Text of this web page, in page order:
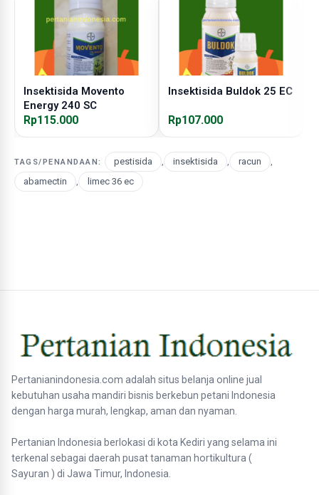
Insektisida Movento
Energy 240 SC
Rp115.000
Insektisida Buldok 25 EC
Rp107.000
TAGS/PENANDAAN: pestisida , insektisida , racun
,
abamectin
, limec 36 ec
Pertanianindonesia.com adalah situs belanja online jual
kebutuhan usaha mandiri bisnis berkebun petani Indonesia
dengan harga murah, lengkap, aman dan nyaman.
Pertanian Indonesia berlokasi di kota Kediri yang selama ini
terkenal sebagai daerah pusat tanaman hortikultura (
Sayuran ) di Jawa Timur, Indonesia.